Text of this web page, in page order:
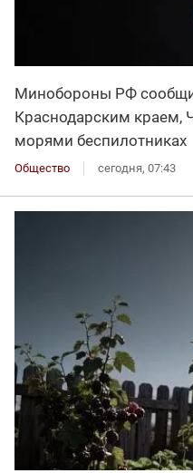
Минобороны РФ
Краснодарским
морями беспилотниках
Общество сегодня, 07:43